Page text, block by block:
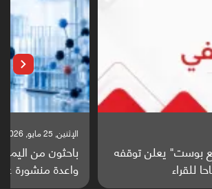
سباق أبحاث ألزهايمر بدراسة
(ترجمة)